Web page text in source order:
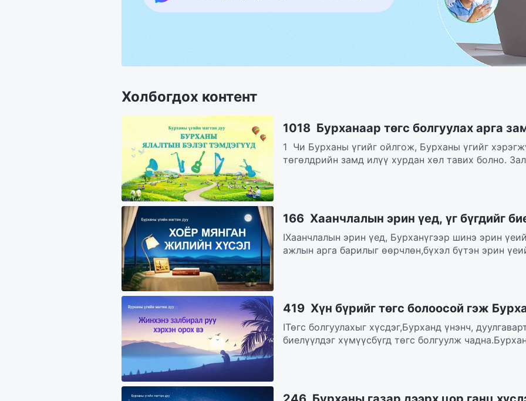
Холбогдох контент
1018 Бурханаар төгс болгуулах арга
1 Чи Бурханы үгийг ойлгож, Бурханы үгийг
төгөлдрийн замд илүү хурдан хөл тавих болно.
166 Хаанчлалын эрин үед, үг бүгдийг
IХаанчлалын эрин үед, Бурханүгээр шинэ эрин
ажлын арга барилыг өөрчлөн,бүхэл бүтэн эрин
419 Хүн бүрийг төгс болоосой гэж
IТөгс болгуулахыг хүсдэг,Бурханд үнэнч,
биелүүлдэг хүмүүсбүгд төгс болгуулж